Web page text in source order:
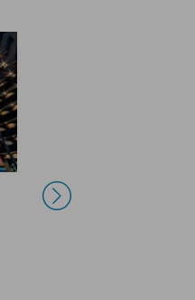
APA 호텔 신 오사카
에키마에
비아 인 신오사카
쇼멘구치
오사카 가든 팰리스
호텔 마이스테이즈
신오사카 컨퍼런스
호텔 앤드룸스 신오
사카
포 포인츠 플렉스
바이 쉐라톤 신오사
워싱턴 R&B 호텔
신오사카 기타구치
도요코인 신오사카
히가시미쿠니 에키